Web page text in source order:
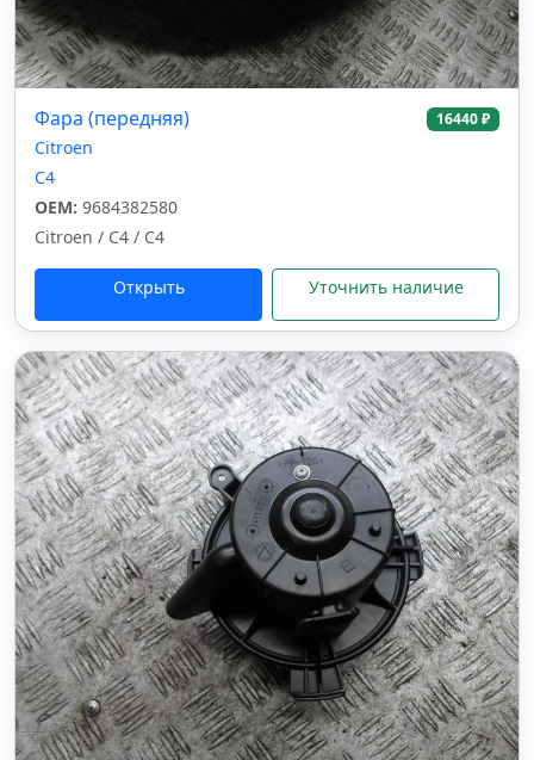
Фара (передняя) 16440 ₽
Citroen
C4
OEM: 9684382580
Citroen / C4 / C4
Открыть Уточнить наличие